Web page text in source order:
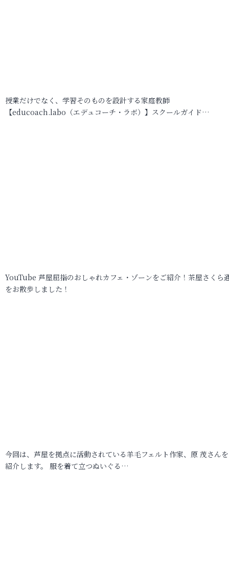
授業だけでなく、学習そのものを設計する家庭教師
【educoach.labo（エデュコーチ・ラボ）】スクールガイド…
YouTube 芦屋屈指のおしゃれカフェ・ゾーンをご紹介！茶屋さくら
をお散歩しました！
今回は、芦屋を拠点に活動されている羊毛フェルト作家、原 茂さん
紹介します。 服を着て立つぬいぐる…